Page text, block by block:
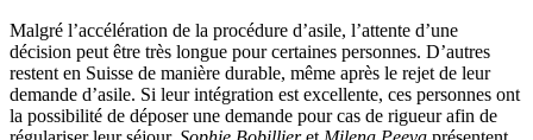
Malgré l’accélération de la procédure d’asile, l’attente d’une
décision peut être très longue pour certaines personnes. D’autres
restent en Suisse de manière durable, même après le rejet de leur
demande d’asile. Si leur intégration est excellente, ces personnes ont
la possibilité de déposer une demande pour cas de rigueur afin de